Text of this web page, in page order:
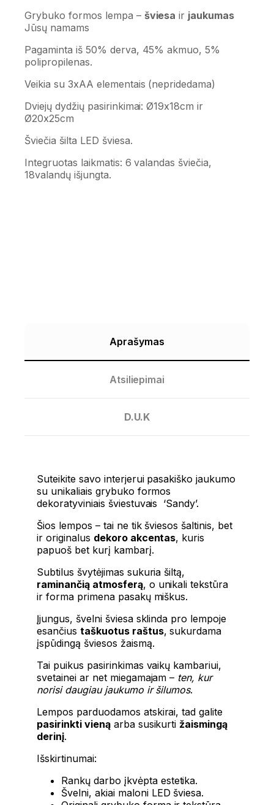
Grybuko formos lempa – šviesa ir jaukumas
Jūsų namams
Pagaminta iš 50% derva, 45% akmuo, 5%
polipropilenas.
Veikia su 3xAA elementais (nepridedama)
Dviejų dydžių pasirinkimai: Ø19x18cm ir
Ø20x25cm
Šviečia šilta LED šviesa.
Integruotas laikmatis: 6 valandas šviečia,
18valandų išjungta.
Aprašymas
Atsiliepimai
D.U.K
Suteikite savo interjerui pasakiško jaukumo
su unikaliais grybuko formos
dekoratyviniais šviestuvais ‘Sandy’.
Šios lempos – tai ne tik šviesos šaltinis, bet
ir originalus dekoro akcentas, kuris
papuoš bet kurį kambarį.
Subtilus švytėjimas sukuria šiltą,
raminančią atmosferą, o unikali tekstūra
ir forma primena pasakų miškus.
Įjungus, švelni šviesa sklinda pro lempoje
esančius taškuotus raštus, sukurdama
įspūdingą šviesos žaismą.
Tai puikus pasirinkimas vaikų kambariui,
svetainei ar net miegamajam – ten, kur
norisi daugiau jaukumo ir šilumos.
Lempos parduodamos atskirai, tad galite
pasirinkti vienąarba susikurti žaismingą
derinį.
Išskirtinumai:
Rankų darbo įkvėpta estetika.
Švelni, akiai maloni LED šviesa.